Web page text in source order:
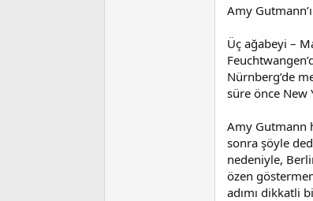
Amy
Üç ağabeyi –
Nürnberg’de
süre önce New
Amy Gutmann
sonra şöyle
nedeniyle,
özen
adımı dikkatli